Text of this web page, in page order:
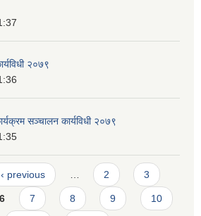
२०७९
सञ्चालन कार्यविधी २०७९
‹ previous … 2 3
6 7 8 9 10